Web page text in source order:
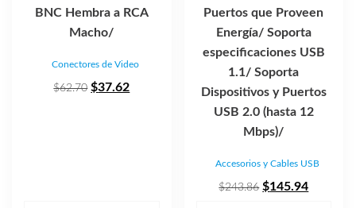
BNC Hembra a RCA
Macho/
Conectores de Video
$62.70 El
$37.62El
Puertos que Proveen
Energía/ Soporta
especificaciones USB
1.1/ Soporta
Dispositivos y Puertos
USB 2.0 (hasta 12
Mbps)/
Accesorios y Cables USB
$243.86 El
$145.94El